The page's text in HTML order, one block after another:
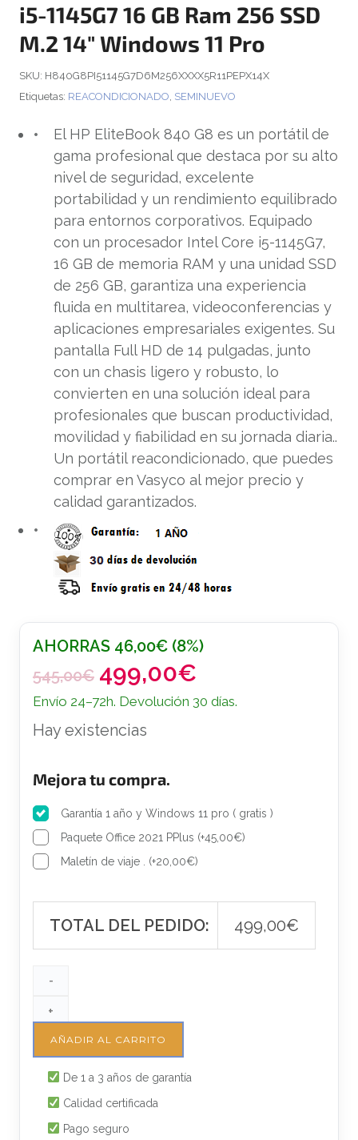
i5-1145G7 16 GB Ram 256 SSD
M.2 14″ Windows 11 Pro
SKU: H840G8PI51145G7D6M256XXXX5R11PEPX14X
Etiquetas: REACONDICIONADO, SEMINUEVO
El HP EliteBook 840 G8 es un portátil de
gama profesional que destaca por su alto
nivel de seguridad, excelente
portabilidad y un rendimiento equilibrado
para entornos corporativos. Equipado
con un procesador Intel Core i5-1145G7,
16 GB de memoria RAM y una unidad SSD
de 256 GB, garantiza una experiencia
fluida en multitarea, videoconferencias y
aplicaciones empresariales exigentes. Su
pantalla Full HD de 14 pulgadas, junto
con un chasis ligero y robusto, lo
convierten en una solución ideal para
profesionales que buscan productividad,
movilidad y fiabilidad en su jornada diaria..
Un portátil reacondicionado, que puedes
comprar en Vasyco al mejor precio y
calidad garantizados.
AHORRAS 46,00€ (8%)
545,00€ E
l
p
r
c
o
o
r
g
n
r
a
:
5
4
5
499,00€
l
p
o
a
c
u
a
l
Envío 24–72h. Devolución 30 días.
Hay existencias
Mejora tu compra.
Garantía 1 año y Windows 11 pro ( gratis )
Paquete Office 2021 PPlus (+45,00€)
Maletín de viaje . (+20,00€)
TOTAL DEL PEDIDO: 499,00€
-
+
AÑADIR AL CARRITO
De 1 a 3 años de garantía
Calidad certificada
Pago seguro